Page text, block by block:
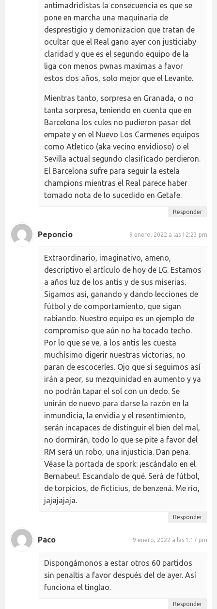
antimadridistas la consecuencia es que se
pone en marcha una maquinaria de
desprestigio y demonizacion que tratan de
ocultar que el Real gano ayer con justiciaby
claridad y que es el segundo equipo de la
liga con menos pwnas maximas a favor
estos dos años, solo mejor que el Levante.
Mientras tanto, sorpresa en Granada, o no
tanta sorpresa, teniendo en cuenta que en
Barcelona los cules no pudieron pasar del
empate y en el Nuevo Los Carmenes equipos
como Atletico (aka vecino envidioso) o el
Sevilla actual segundo clasificado perdieron.
El Barcelona sufre para seguir la estela
champions mientras el Real parece haber
tomado nota de lo sucedido en Getafe.
Responder
Peponcio 9 enero, 2022 a las 12:23 pm
Extraordinario, imaginativo, ameno,
descriptivo el artículo de hoy de LG. Estamos
a años luz de los antis y de sus miserias.
Sigamos así, ganando y dando lecciones de
fútbol y de comportamiento, que sigan
rabiando. Nuestro equipo es un ejemplo de
compromiso que aún no ha tocado techo.
Por lo que se ve, a los antis les cuesta
muchísimo digerir nuestras victorias, no
paran de escocerles. Ojo que si seguimos así
irán a peor, su mezquinidad en aumento y ya
no podrán tapar el sol con un dedo. Se
unirán de nuevo para darse la razón en la
inmundicia, la envidia y el resentimiento,
serán incapaces de distinguir el bien del mal,
no dormirán, todo lo que se pite a favor del
RM será un robo, una injusticia. Dan pena.
Véase la portada de spork: ¡escándalo en el
Bernabeu!. Escandalo de qué. Será de fútbol,
de torpicios, de ficticius, de benzená. Me río,
jajajajaja.
Responder
Paco 9 enero, 2022 a las 1:17 pm
Dispongámonos a estar otros 60 partidos
sin penaltis a favor después del de ayer. Así
funciona el tinglao.
Responder